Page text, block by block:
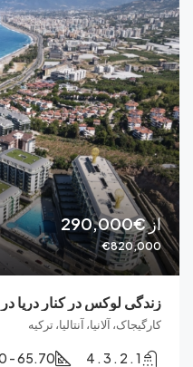
در کنار دریا در آلانیا
آلانیا، آنتالیا، ترکیه
65.70 - 250 مترمربع